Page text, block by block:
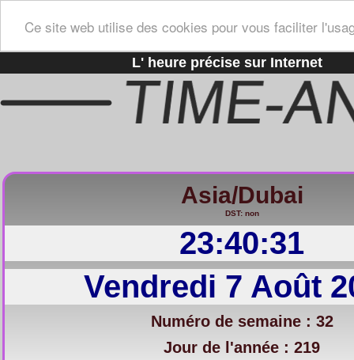
Ce site web utilise des cookies pour vous faciliter
L' heure précise sur Internet
Asia/Dubai
DST: non
23:40:32
Vendredi 7 Août
Numéro de semaine : 32
Jour de l'année : 219